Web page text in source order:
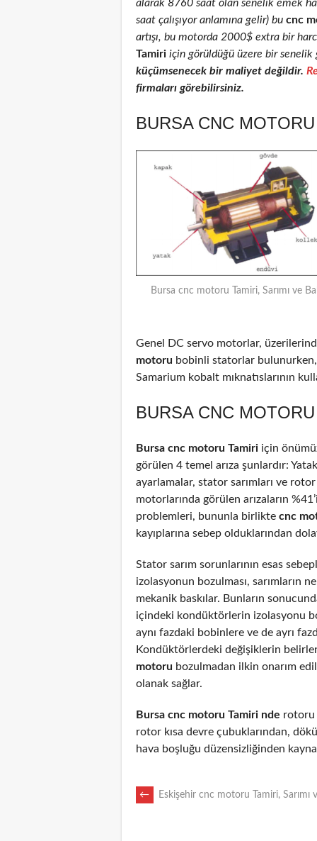
alarak 8760 saat olan senelik emek
saat çalışıyor anlamına gelir) bu cnc
artışı, bu motorda 2000$ extra bir
Tamiri için görüldüğü üzere bir senelik
küçümsenecek bir maliyet değildir.
firmaları görebilirsiniz.
BURSA CNC
Bursa cnc motoru Tamiri, Sarımı ve
Genel DC servo motorlar,
motoru bobinli statorlar bulunurken,
Samarium kobalt mıknatıslarının
BURSA CNC
Bursa cnc motoru Tamiri için
görülen 4 temel arıza şunlardır:
ayarlamalar, stator sarımları ve
motorlarında görülen arızaların
problemleri, bununla birlikte cnc
kayıplarına sebep olduklarından
Stator sarım sorunlarının esas
izolasyonun bozulması, sarımların
mekanik baskılar. Bunların
içindeki kondüktörlerin izolasyonu
aynı fazdaki bobinlere ve de ayrı
Kondüktörlerdeki değişiklerin
motoru bozulmadan ilkin onarım
olanak sağlar.
Bursa cnc motoru Tamiri nde rotoru
rotor kısa devre çubuklarından,
hava boşluğu düzensizliğinden
POST
← Eskişehir cnc motoru Tamiri, Sarımı